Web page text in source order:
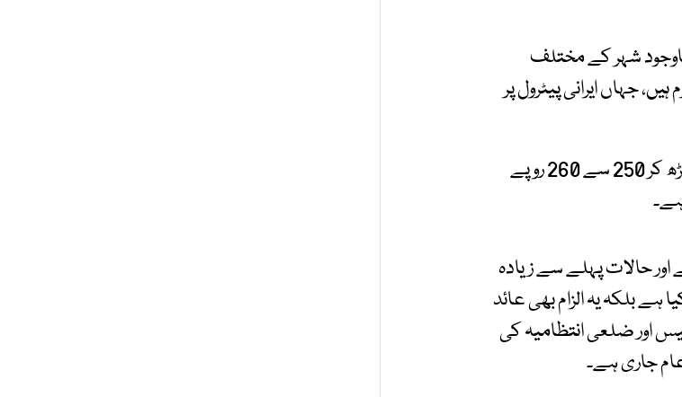
شہر کے مختلف
جہاں ایرانی پیٹرول پر
گزشتہ 15 روز کے دوران ایرانی پیٹرول کی قیمت 200 روپے فی لیٹر سے بڑھ کر 250 سے 260 روپے
ہے۔
حالات پہلے سے زیادہ
بلکہ یہ الزام بھی عائد
اور ضلعی انتظامیہ کی
جاری ہے۔